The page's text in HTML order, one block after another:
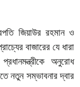
জিয়াউর রহমান ও
বাজারের যে ধারা
প্রধানমন্ত্রীকে
অনুরোধ
নতুন সম্ভাবনার দ্বার